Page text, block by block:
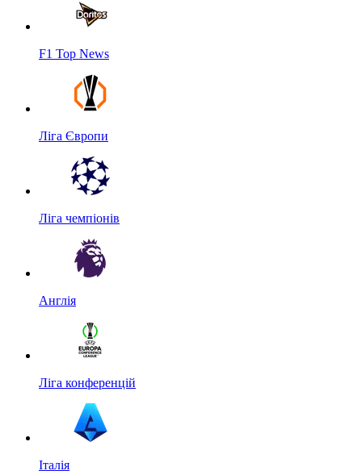
F1 Top News
Ліга Європи
Ліга чемпіонів
Англія
Ліга конференцій
Італія